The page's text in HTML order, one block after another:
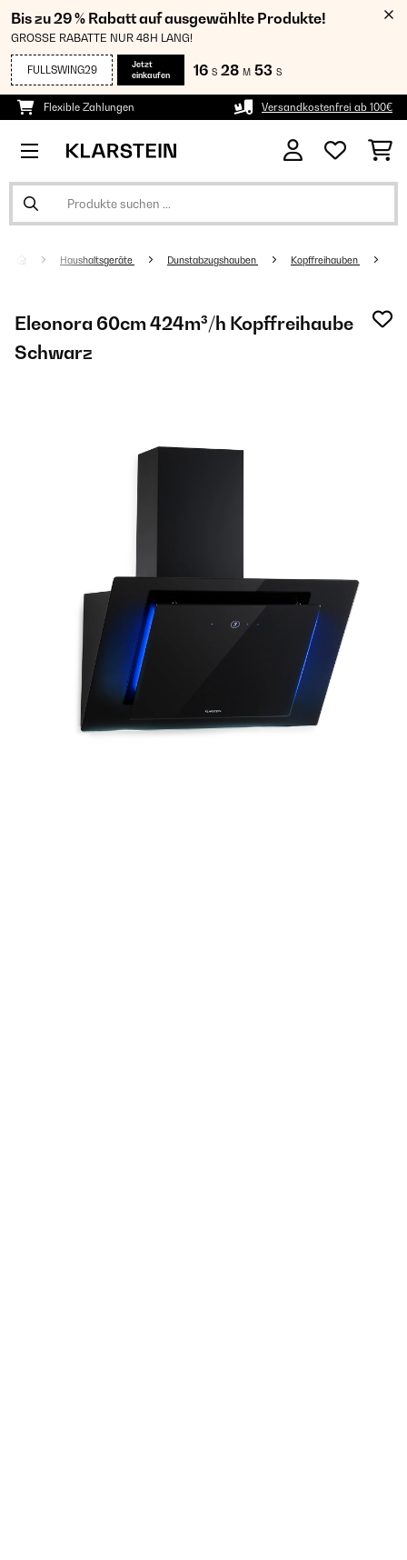
Bis zu 29 % Rabatt auf ausgewählte Produkte!
GROSSE RABATTE NUR 48H LANG!
FULLSWING29
Jetzt
einkaufen
16 S 28 M 53 S
Flexible Zahlungen Versandkostenfrei ab 100€
Haushaltsgeräte Dunstabzugshauben Kopffreihauben
Eleonora 60cm 424m³/h Kopffreihaube
Schwarz